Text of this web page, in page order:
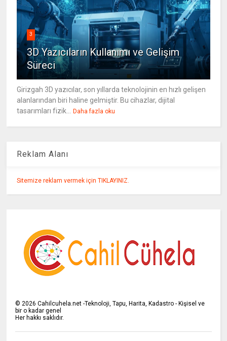
3
3D Yazıcıların Kullanımı ve Gelişim
Süreci
Girizgah 3D yazıcılar, son yıllarda teknolojinin en hızlı gelişen
alanlarından biri haline gelmiştir. Bu cihazlar, dijital
tasarımları fizik... Daha fazla oku
Reklam Alanı
Sitemize reklam vermek için TIKLAYINIZ.
©2026 Cahilcuhela.net -Teknoloji, Tapu, Harita, Kadastro - Kişisel ve
bir o kadar genel
Her hakkı saklıdır.